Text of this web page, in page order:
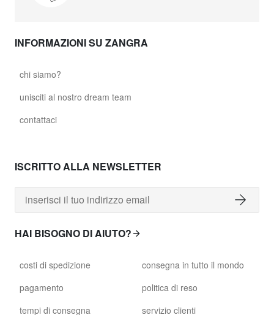
INFORMAZIONI SU ZANGRA
chi siamo?
unisciti al nostro dream team
contattaci
ISCRITTO ALLA NEWSLETTER
HAI BISOGNO DI AIUTO?
costi di spedizione
pagamento
tempi di consegna
consegna in tutto il mondo
politica di reso
servizio clienti